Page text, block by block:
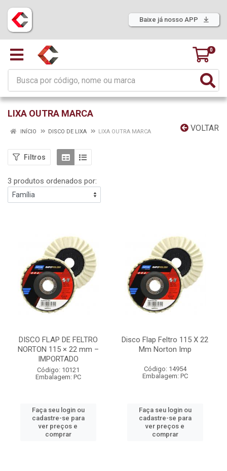
Baixe já nosso APP
0
LIXA OUTRA MARCA
VOLTAR
INÍCIO DISCO DE LIXA LIXA OUTRA MARCA
Filtros
3 produtos ordenados por:
DISCO FLAP DE FELTRO
NORTON 115 × 22 mm –
IMPORTADO
Código: 10121
Embalagem: PC
Faça seu login ou
cadastre-se para
ver preços e
comprar
Disco Flap Feltro 115 X 22
Mm Norton Imp
Código: 14954
Embalagem: PC
Faça seu login ou
cadastre-se para
ver preços e
comprar